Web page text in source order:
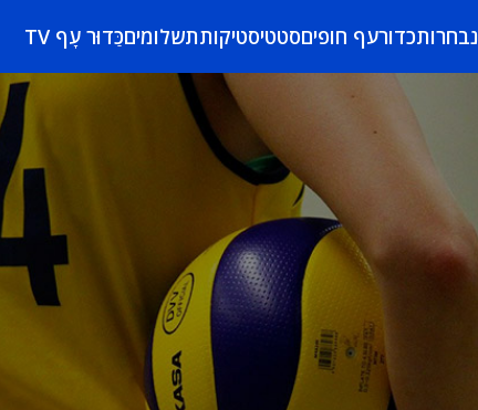
נבחרותכדורעף חופיםסטטיסטיקותתשלומיםכַּדוּר עָף TV